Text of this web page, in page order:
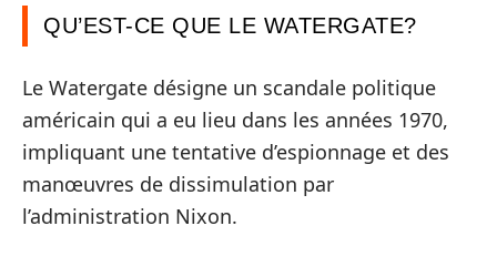
QU’EST-CE QUE LE WATERGATE?
Le Watergate désigne un scandale politique
américain qui a eu lieu dans les années 1970,
impliquant une tentative d’espionnage et des
manœuvres de dissimulation par
l’administration Nixon.